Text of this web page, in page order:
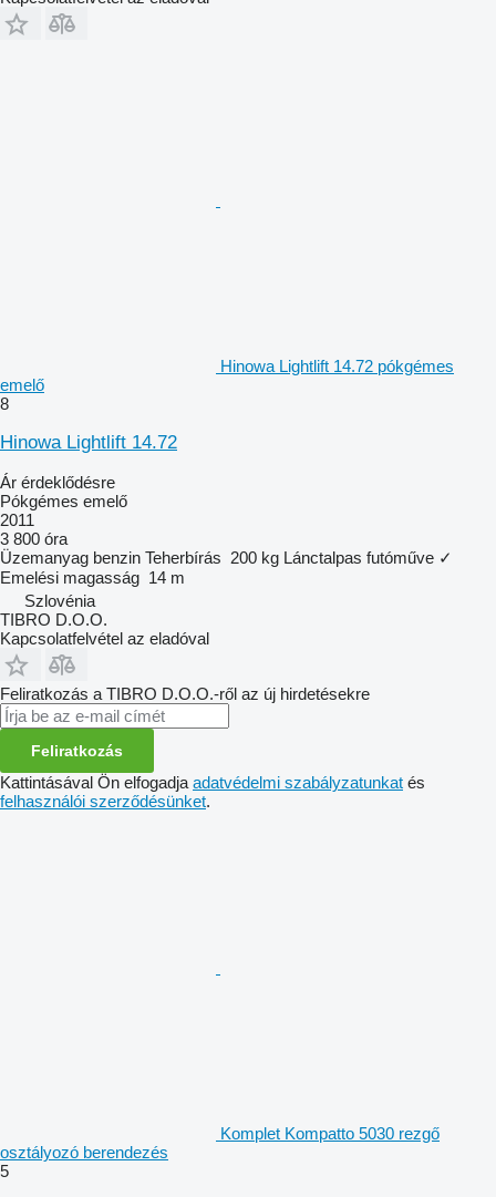
Hinowa Lightlift 14.72 pókgémes
emelő
8
Hinowa Lightlift 14.72
Ár érdeklődésre
Pókgémes emelő
2011
3 800 óra
Üzemanyag benzin Teherbírás 200 kg Lánctalpas futóműve ✓
Emelési magasság 14 m
Szlovénia
TIBRO D.O.O.
Kapcsolatfelvétel az eladóval
Feliratkozás a TIBRO D.O.O.-ről az új hirdetésekre
Feliratkozás
Kattintásával Ön elfogadja adatvédelmi szabályzatunkat és
felhasználói szerződésünket.
Komplet Kompatto 5030 rezgő
osztályozó berendezés
5